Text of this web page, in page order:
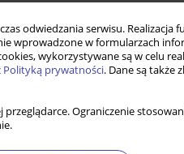
odwiedzania serwisu.
wprowadzone w formularzach
wykorzystywane są w celu
Polityką prywatności. Dane są także
Ograniczenie
polityki społecznej